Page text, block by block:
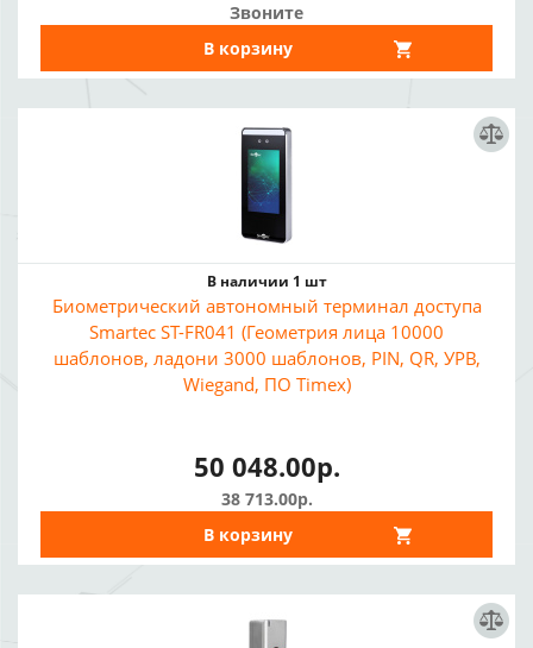
Звоните
В корзину
В наличии 1 шт
Биометрический автономный терминал доступа
Smartec ST-FR041 (Геометрия лица 10000
шаблонов, ладони 3000 шаблонов, PIN, QR, УРВ,
Wiegand, ПО Timex)
50 048.00р.
38 713.00р.
В корзину